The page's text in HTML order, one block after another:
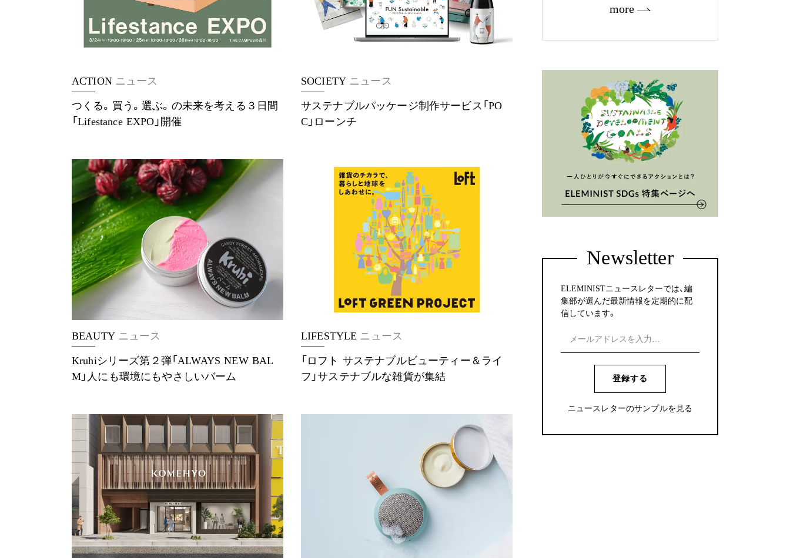
ACTION ニュース
つくる。買う。選ぶ。の未来を考える３日間
「Lifestance EXPO」開催
SOCIETY ニュース
サステナブルパッケージ制作サービス「PO
C」ローンチ
BEAUTY ニュース
Kruhiシリーズ第２弾「ALWAYS NEW BAL
M」人にも環境にもやさしいバーム
LIFESTYLE ニュース
「ロフト サステナブルビューティー＆ライ
フ」サステナブルな雑貨が集結
more
Newsletter
ELEMINISTニュースレターでは、編
集部が選んだ最新情報を定期的に配
信しています。
登録する
ニュースレターのサンプルを見る